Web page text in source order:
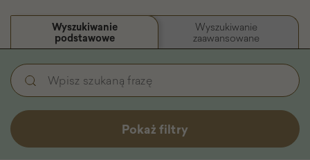
Wyszukiwanie
podstawowe
Wyszukiwanie
zaawansowane
Wyszukiwanie
podstawowe
-
Filtry
Wpisz
szukaną
frazę
Pokaż filtry